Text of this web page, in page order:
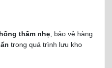
thấm nhẹ , bảo vệ hàng
trong quá trình lưu kho